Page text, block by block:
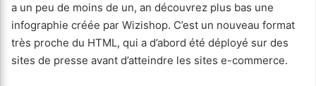
a un peu de moins de un, an découvrez plus bas une
infographie créée par Wizishop. C’est un nouveau format
très proche du HTML, qui a d’abord été déployé sur des
sites de presse avant d’atteindre les sites e-commerce.